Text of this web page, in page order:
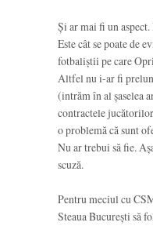
Și ar mai fi un aspect.
Este cât se poate de
fotbaliștii pe care
Altfel nu i-ar fi
(intrăm în al șaselea
contractele
o problemă că sunt
Nu ar trebui să fie.
scuză.
Pentru meciul cu
Steaua București să